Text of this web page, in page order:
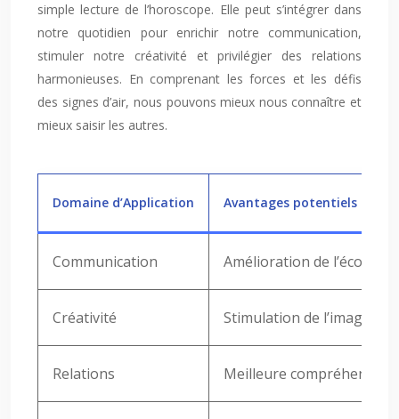
simple lecture de l’horoscope. Elle peut s’intégrer dans
notre quotidien pour enrichir notre communication,
stimuler notre créativité et privilégier des relations
harmonieuses. En comprenant les forces et les défis
des signes d’air, nous pouvons mieux nous connaître et
mieux saisir les autres.
Domaine d’Application Avantages potentiels
Communication Amélioration de l’écoute,
Créativité Stimulation de
Relations Meilleure compréhension